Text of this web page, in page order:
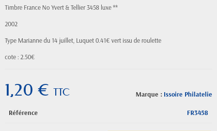
Timbre France No Yvert & Tellier 3458 luxe **
2002
Type Marianne du 14 juillet, Luquet 0.41€ vert issu de roulette
cote : 2.50€
Marque : Issoire Philatelie
1,20 € TTC
Référence FR3458